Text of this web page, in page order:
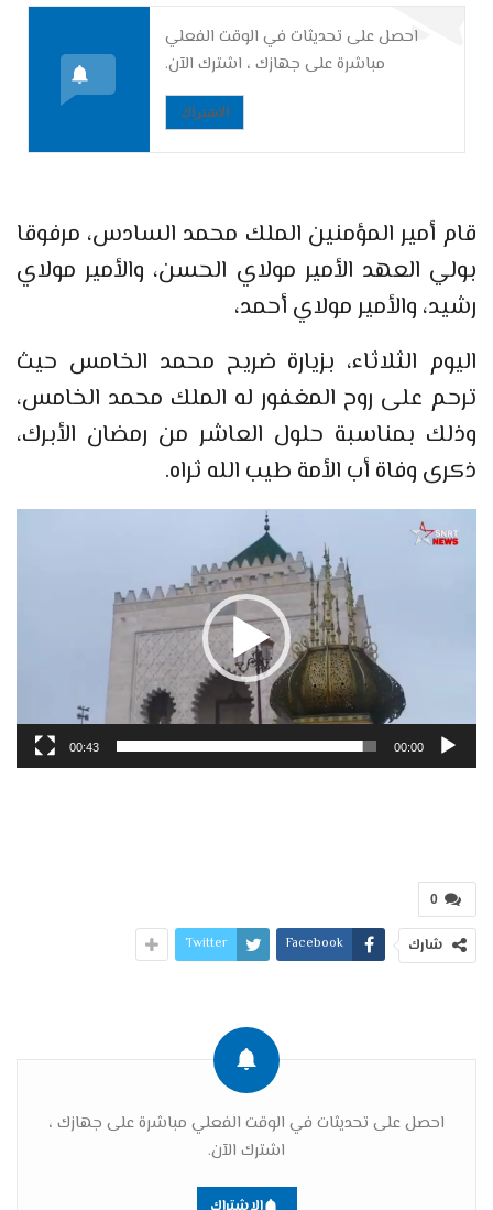
احصل على تحديثات في الوقت الفعلي
مباشرة على جهازك ، اشترك الآن.
الاشتراك
قام أمير المؤمنين الملك محمد السادس، مرفوقا
بولي العهد الأمير مولاي الحسن، والأمير مولاي
رشيد، والأمير مولاي أحمد،
اليوم الثلاثاء، بزيارة ضريح محمد الخامس حيث
ترحم على روح المغفور له الملك محمد الخامس،
وذلك بمناسبة حلول العاشر من رمضان الأبرك،
ذكرى وفاة أب الأمة طيب الله ثراه.
مشغل
الفيديو
00:00
00:43
0
شارك Facebook
Twitter
احصل على تحديثات في الوقت الفعلي مباشرة على جهازك ،
اشترك الآن.